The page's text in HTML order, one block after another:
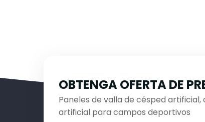
OBTENGA OFERTA DE
Paneles de valla de césped
artificial para campos deportivos